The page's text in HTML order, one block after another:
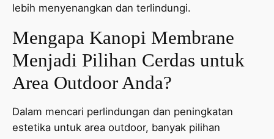
lebih menyenangkan dan terlindungi.
Mengapa Kanopi Membrane
Menjadi Pilihan Cerdas untuk
Area Outdoor Anda?
Dalam mencari perlindungan dan peningkatan
estetika untuk area outdoor, banyak pilihan